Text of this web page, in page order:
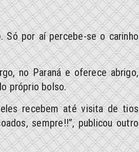
Só por aí percebe-se o carinho
no Paraná e oferece abrigo,
próprio bolso.
recebem até visita de tios
sempre!!”, publicou outro